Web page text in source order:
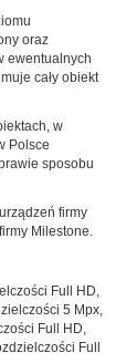
oraz
ewentualnych
cały obiekt
w
Polsce
sposobu
firmy
Milestone.
Full HD,
5 Mpx,
Full HD,
Full